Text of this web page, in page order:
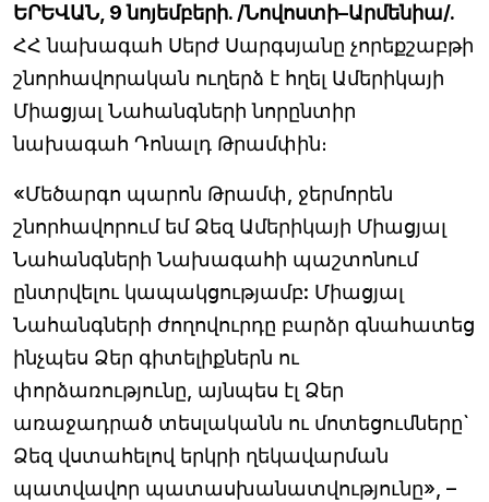
ԵՐԵՎԱՆ, 9 նոյեմբերի. /Նովոստի–Արմենիա/.
ՀՀ նախագահ Սերժ Սարգսյանը չորեքշաբթի
շնորհավորական ուղերձ է հղել Ամերիկայի
Միացյալ Նահանգների նորընտիր
նախագահ Դոնալդ Թրամփին։
«Մեծարգո պարոն Թրամփ, ջերմորեն
շնորհավորում եմ Ձեզ Ամերիկայի Միացյալ
Նահանգների Նախագահի պաշտոնում
ընտրվելու կապակցությամբ: Միացյալ
Նահանգների ժողովուրդը բարձր գնահատեց
ինչպես Ձեր գիտելիքներն ու
փորձառությունը, այնպես էլ Ձեր
առաջադրած տեսլականն ու մոտեցումները`
Ձեզ վստահելով երկրի ղեկավարման
պատվավոր պատասխանատվությունը», –